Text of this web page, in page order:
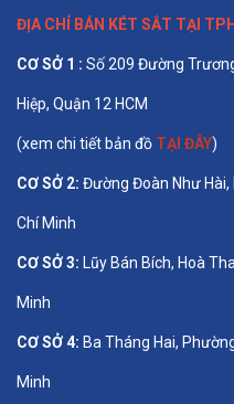
ĐỊA CHỈ BÁN KÉT SẮT TẠI
CƠ SỞ 1 : Số 209 Đường
Hiệp, Quận 12 HCM
(xem chi tiết bản đồ TẠI ĐÂY)
CƠ SỞ 2: Đường Đoàn Như Hài,
Chí Minh
CƠ SỞ 3: Lũy Bán Bích, Hoà
Minh
CƠ SỞ 4: Ba Tháng Hai,
Minh